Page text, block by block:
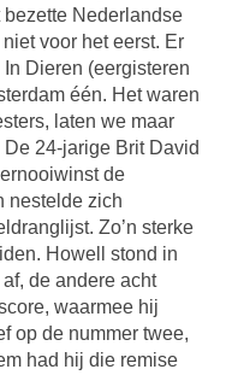
Nederlandse
voor het eerst. Er
Dieren (eergisteren
één. Het waren
laten we maar
24-jarige Brit David
de
nestelde zich
Zo’n sterke
Howell stond in
de andere acht
waarmee hij
op de nummer twee,
had hij die remise